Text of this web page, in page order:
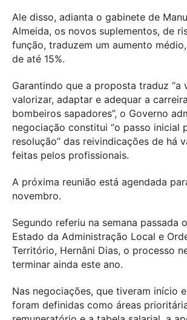
Ale disso, adianta o gabinete de
Almeida, os novos suplementos, de
função, traduzem um aumento
de até 15%.
Garantindo que a proposta traduz “a
valorizar, adaptar e adequar a
bombeiros sapadores”, o Governo
negociação constitui “o passo inicial
resolução” das reivindicações de há
feitas pelos profissionais.
A próxima reunião está agendada
novembro.
Segundo referiu na semana passada
Estado da Administração Local e
Território, Hernâni Dias, o processo
terminar ainda este ano.
Nas negociações, que tiveram início
foram definidas como áreas